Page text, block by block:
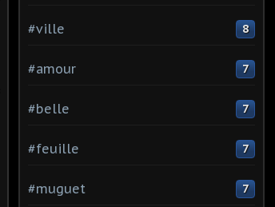
#ville 8
#amour 7
#belle 7
#feuille 7
#muguet 7